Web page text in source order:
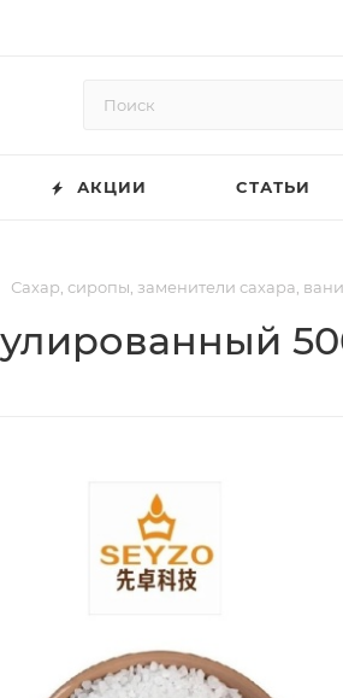
АКЦИИ СТАТЬИ
Сахар, сиропы, заменители сахара,